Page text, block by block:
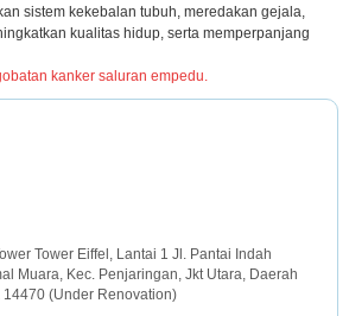
sistem kekebalan tubuh, meredakan gejala,
kualitas hidup, serta memperpanjang
kanker saluran empedu.
Tower Eiffel, Lantai 1 Jl. Pantai Indah
Muara, Kec. Penjaringan, Jkt Utara, Daerah
(Under Renovation)